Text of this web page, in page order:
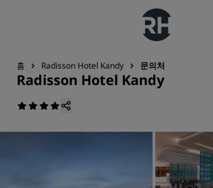
홈 Radisson Hotel Kandy 문의처
Radisson Hotel Kandy